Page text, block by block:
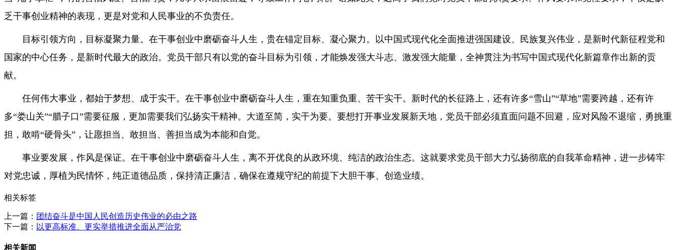
乏干事创业精神的表现，更是对党和人民事业的不负责任。
目标引领方向，目标凝聚力量。在干事创业中磨砺奋斗人生，贵在锚定目标、凝心聚力。以中国式现代化全面推进强国建设、民族复兴伟业，是新时代新征程党和
国家的中心任务，是新时代最大的政治。党员干部只有以党的奋斗目标为引领，才能焕发强大斗志、激发强大能量，全神贯注为书写中国式现代化新篇章作出新的贡
献。
任何伟大事业，都始于梦想、成于实干。在干事创业中磨砺奋斗人生，重在知重负重、苦干实干。新时代的长征路上，还有许多“雪山”“草地”需要跨越，还有许
多“娄山关”“腊子口”需要征服，更加需要我们弘扬实干精神。大道至简，实干为要。要想打开事业发展新天地，党员干部必须直面问题不回避，应对风险不退缩，勇挑重
担，敢啃“硬骨头”，让愿担当、敢担当、善担当成为本能和自觉。
事业要发展，作风是保证。在干事创业中磨砺奋斗人生，离不开优良的从政环境、纯洁的政治生态。这就要求党员干部大力弘扬彻底的自我革命精神，进一步铸牢
对党忠诚，厚植为民情怀，纯正道德品质，保持清正廉洁，确保在遵规守纪的前提下大胆干事、创造业绩。
相关标签
上一篇： 团结奋斗是中国人民创造历史伟业的必由之路
下一篇： 以更高标准、更实举措推进全面从严治党
相关新闻